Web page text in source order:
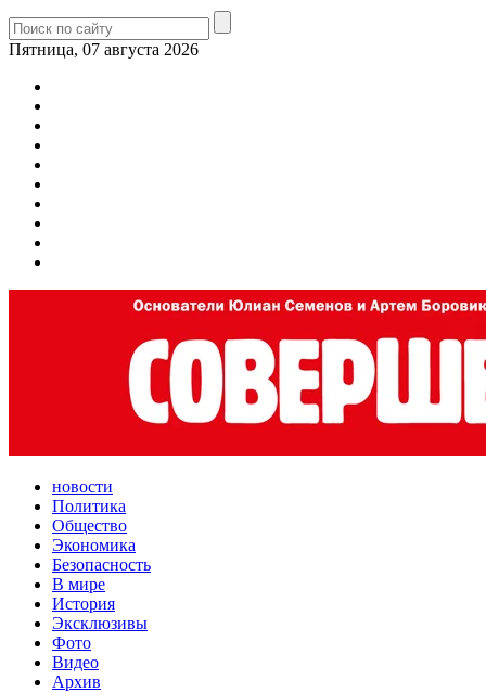
Пятница, 07 августа 2026
новости
Политика
Общество
Экономика
Безопасность
В мире
История
Эксклюзивы
Фото
Видео
Архив